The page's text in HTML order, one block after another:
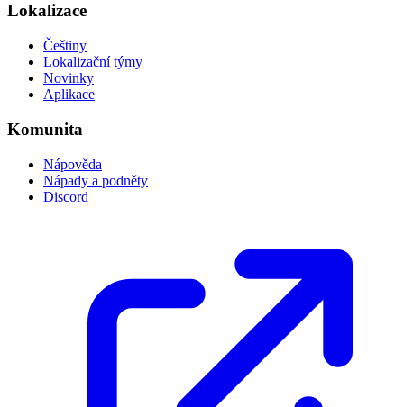
Lokalizace
Češtiny
Lokalizační týmy
Novinky
Aplikace
Komunita
Nápověda
Nápady a podněty
Discord